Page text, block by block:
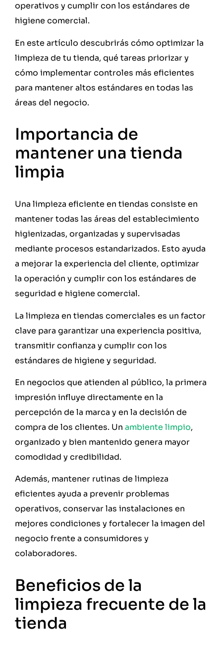
operativos y cumplir con los estándares de
higiene comercial.
En este artículo descubrirás cómo optimizar la
limpieza de tu tienda, qué tareas priorizar y
cómo implementar controles más eficientes
para mantener altos estándares en todas las
áreas del negocio.
Importancia de
mantener una tienda
limpia
Una limpieza eficiente en tiendas consiste en
mantener todas las áreas del establecimiento
higienizadas, organizadas y supervisadas
mediante procesos estandarizados. Esto ayuda
a mejorar la experiencia del cliente, optimizar
la operación y cumplir con los estándares de
seguridad e higiene comercial.
La limpieza en tiendas comerciales es un factor
clave para garantizar una experiencia positiva,
transmitir confianza y cumplir con los
estándares de higiene y seguridad.
En negocios que atienden al público, la primera
impresión influye directamente en la
percepción de la marca y en la decisión de
compra de los clientes. Un ambiente limpio,
organizado y bien mantenido genera mayor
comodidad y credibilidad.
Además, mantener rutinas de limpieza
eficientes ayuda a prevenir problemas
operativos, conservar las instalaciones en
mejores condiciones y fortalecer la imagen del
negocio frente a consumidores y
colaboradores.
Beneficios de la
limpieza frecuente de la
tienda